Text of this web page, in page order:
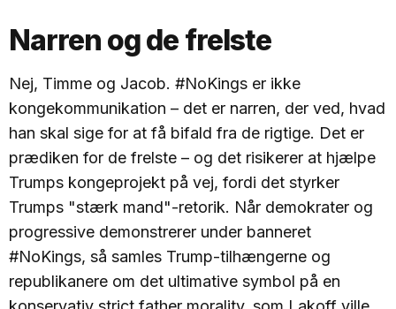
Narren og de frelste
Nej, Timme og Jacob. #NoKings er ikke
kongekommunikation – det er narren, der ved, hvad
han skal sige for at få bifald fra de rigtige. Det er
prædiken for de frelste – og det risikerer at hjælpe
Trumps kongeprojekt på vej, fordi det styrker
Trumps "stærk mand"-retorik. Når demokrater og
progressive demonstrerer under banneret
#NoKings, så samles Trump-tilhængerne og
republikanere om det ultimative symbol på en